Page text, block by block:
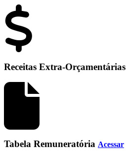
Receitas Extra-Orçamentárias
Tabela Remuneratória Acessar